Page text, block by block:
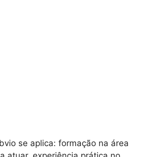
se aplica: formação na área